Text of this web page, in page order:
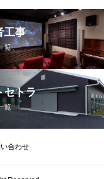
工事
覧
セトラ
覧
合わせ